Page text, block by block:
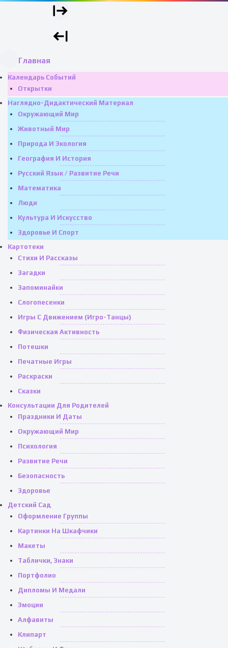
Главная
Календарь Событий
Открытки
Наглядно-Дидактический Материал
Окружающий Мир
Животный Мир
Природа И Экология
География И История
Русский Язык / Развитие Речи
Математика
Люди
Культура И Искусство
Здоровье И Спорт
Картотеки
Стихи И Рассказы
Загадки
Запоминайки
Слогопесенки
Игры С Движением (игро-Танцы)
Физическая Активность
Потешки
Печатные Игры
Раскраски
Сказки
Консультации Для Родителей
Праздники И Даты
Окружающий Мир
Психология
Развитие Речи
Безопасность
Здоровье
Детский Сад
Оформление Группы
Картинки На Шкафчики
Макеты
Таблички, Знаки
Портфолио
Дипломы И Медали
Эмоции
Алфавиты
Клипарт